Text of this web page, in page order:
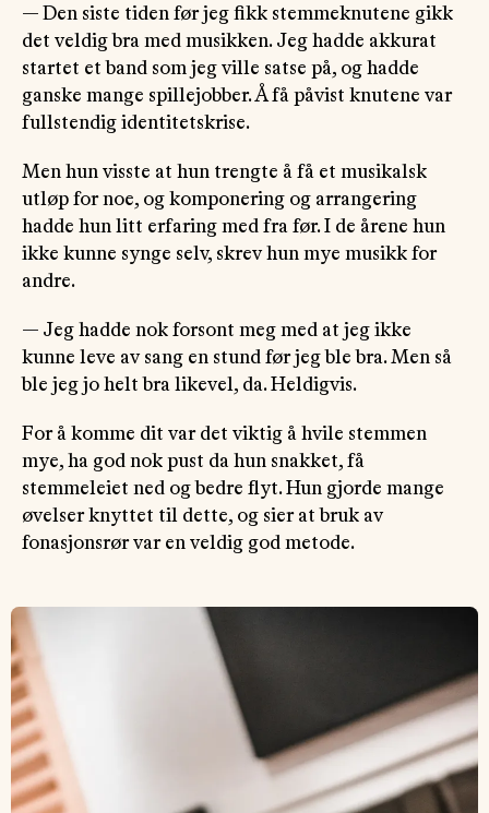
— Den siste tiden før jeg fikk stemmeknutene gikk
det veldig bra med musikken. Jeg hadde akkurat
startet et band som jeg ville satse på, og hadde
ganske mange spillejobber. Å få påvist knutene var
fullstendig identitetskrise.
Men hun visste at hun trengte å få et musikalsk
utløp for noe, og komponering og arrangering
hadde hun litt erfaring med fra før. I de årene hun
ikke kunne synge selv, skrev hun mye musikk for
andre.
— Jeg hadde nok forsont meg med at jeg ikke
kunne leve av sang en stund før jeg ble bra. Men så
ble jeg jo helt bra likevel, da. Heldigvis.
For å komme dit var det viktig å hvile stemmen
mye, ha god nok pust da hun snakket, få
stemmeleiet ned og bedre flyt. Hun gjorde mange
øvelser knyttet til dette, og sier at bruk av
fonasjonsrør var en veldig god metode.